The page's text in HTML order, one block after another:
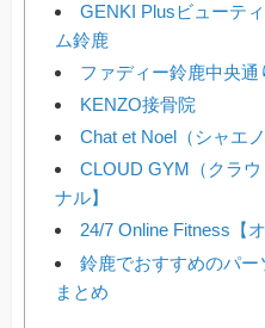
GENKI Plusビューテ
ム鈴鹿
ファディー鈴鹿中央通
KENZO接骨院
Chat et Noel（シャエノ
CLOUD GYM（クラ
ナル】
24/7 Online Fitness【
鈴鹿でおすすめのパ
まとめ